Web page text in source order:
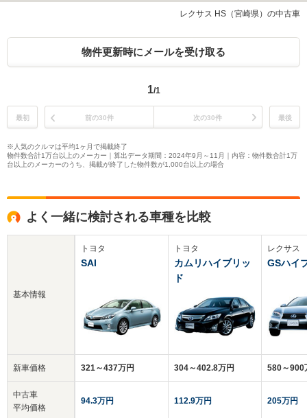
レクサス HS（宮崎県）の中古車
物件更新時にメールを受け取る
1/1
最初 前の30件 次の30件 最後
※人気のクルマは平均1ヶ月で掲載終了
物件数合計1万台以上のメーカー｜算出データ期間：2024年9月～11月｜内容：物件数合計1万
台以上のメーカーのうち、掲載が終了した物件数が1,000台以上の場合
よく一緒に検討される車種を比較
基本情報
新車価格
中古車
平均価格
トヨタ
SAI
321～437万円
94.3万円
トヨタ
カムリハイブリッ
ド
304～402.8万円
112.9万円
レクサス
GSハイ
580～900
205万円